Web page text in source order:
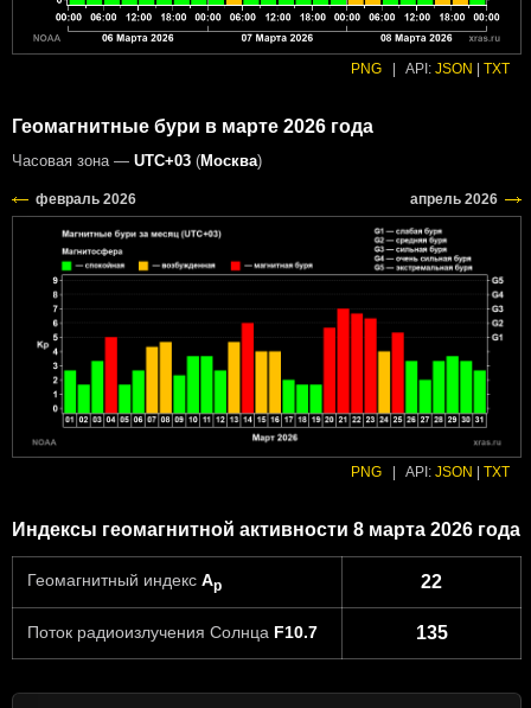
PNG API: JSON TXT
Геомагнитные бури в марте 2026 года
Часовая зона — UTC+03 (Москва)
PNG API: JSON TXT
Индексы геомагнитной активности 8 марта 2026 года
Геомагнитный индекс Ap 22
Поток радиоизлучения Солнца F10.7 135